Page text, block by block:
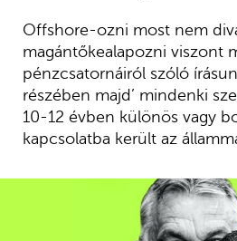
Offshore-ozni most nem
magántőkealapozni viszont
pénzcsatornáiról szóló
részében majd’ mindenki
10-12 évben különös vagy
kapcsolatba került az